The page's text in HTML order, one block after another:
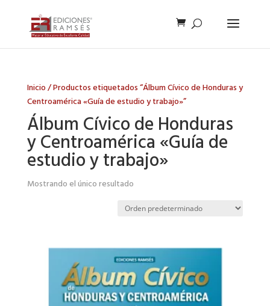
Inicio/ Productos etiquetados “Álbum Cívico de Honduras y
Centroamérica «Guía de estudio y trabajo»”
Álbum Cívico de Honduras
y Centroamérica «Guía de
estudio y trabajo»
Mostrando el único resultado